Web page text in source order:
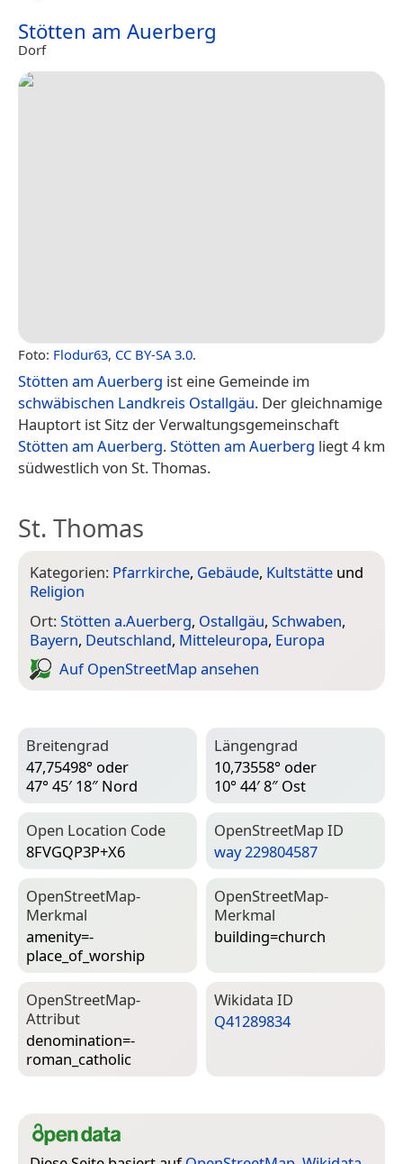
Stötten am Auerberg
Dorf
Foto: Flodur63, CC BY-SA 3.0.
Stötten am Auerberg ist eine Gemeinde im
schwäbischen Landkreis Ostallgäu. Der gleichnamige
Hauptort ist Sitz der Verwaltungsgemeinschaft
Stötten am Auerberg.Stötten am Auerberg liegt 4 km
südwestlich von St. Thomas.
St. Thomas
Kategorien: Pfarrkirche, Gebäude, Kultstätte und
Religion
Ort:Stötten a.Auerberg, Ostallgäu, Schwaben,
Bayern, Deutschland, Mitteleuropa, Europa
Auf Open­Street­Map ansehen
Breitengrad
47,75498° oder
47° 45′ 18″ Nord
Längengrad
10,73558° oder
10° 44′ 8″ Ost
Open Location Code
8FVGQP3P+X6
Open­Street­Map ID
way 229804587
Open­Street­Map-
Merkmal
amenity=­
place_of_worship
Open­Street­Map-
Merkmal
building=­church
Open­Street­Map-
Attribut
denomination=­
roman_catholic
Wiki­data ID
Q41289834